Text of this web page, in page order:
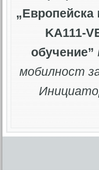
KA111-
обучение”
мобилност